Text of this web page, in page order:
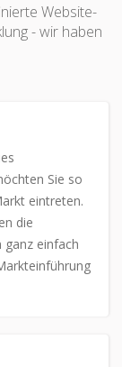
Website-
- wir haben
Sie so
eintreten.
die
ganz einfach